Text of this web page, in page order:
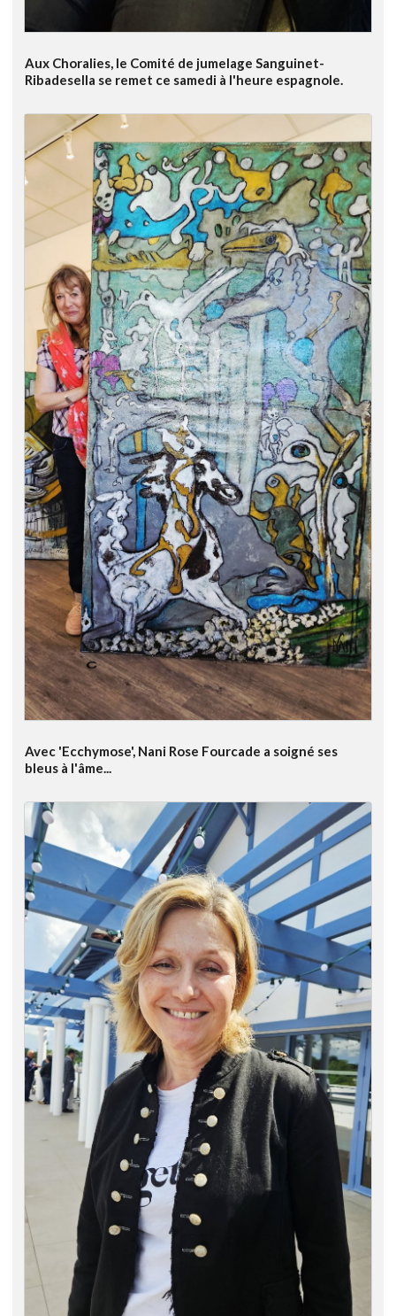
Aux Choralies, le Comité de jumelage Sanguinet-
Ribadesella se remet ce samedi à l'heure espagnole.
Avec 'Ecchymose', Nani Rose Fourcade a soigné ses
bleus à l'âme...